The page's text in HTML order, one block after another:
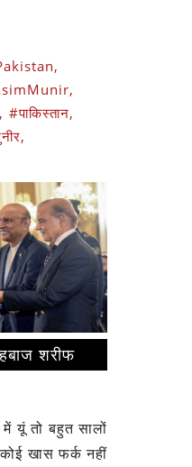
#पाकिस्तान,
शरीफ
में यूं तो बहुत सालों
खास फर्क नहीं